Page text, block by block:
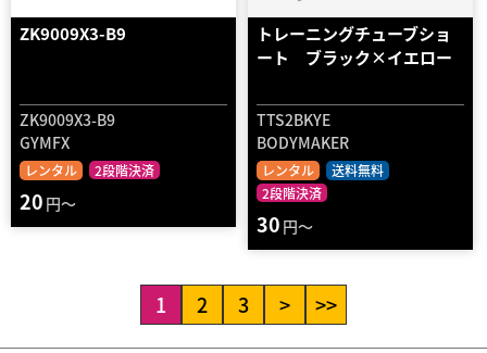
ZK9009X3-B9
ZK9009X3-B9
GYMFX
レンタル 2段階決済
20 円～
トレーニングチューブショ
ート ブラック×イエロー
TTS2BKYE
BODYMAKER
レンタル
送料無料
2段階決済
30 円～
1 2 3 > >>